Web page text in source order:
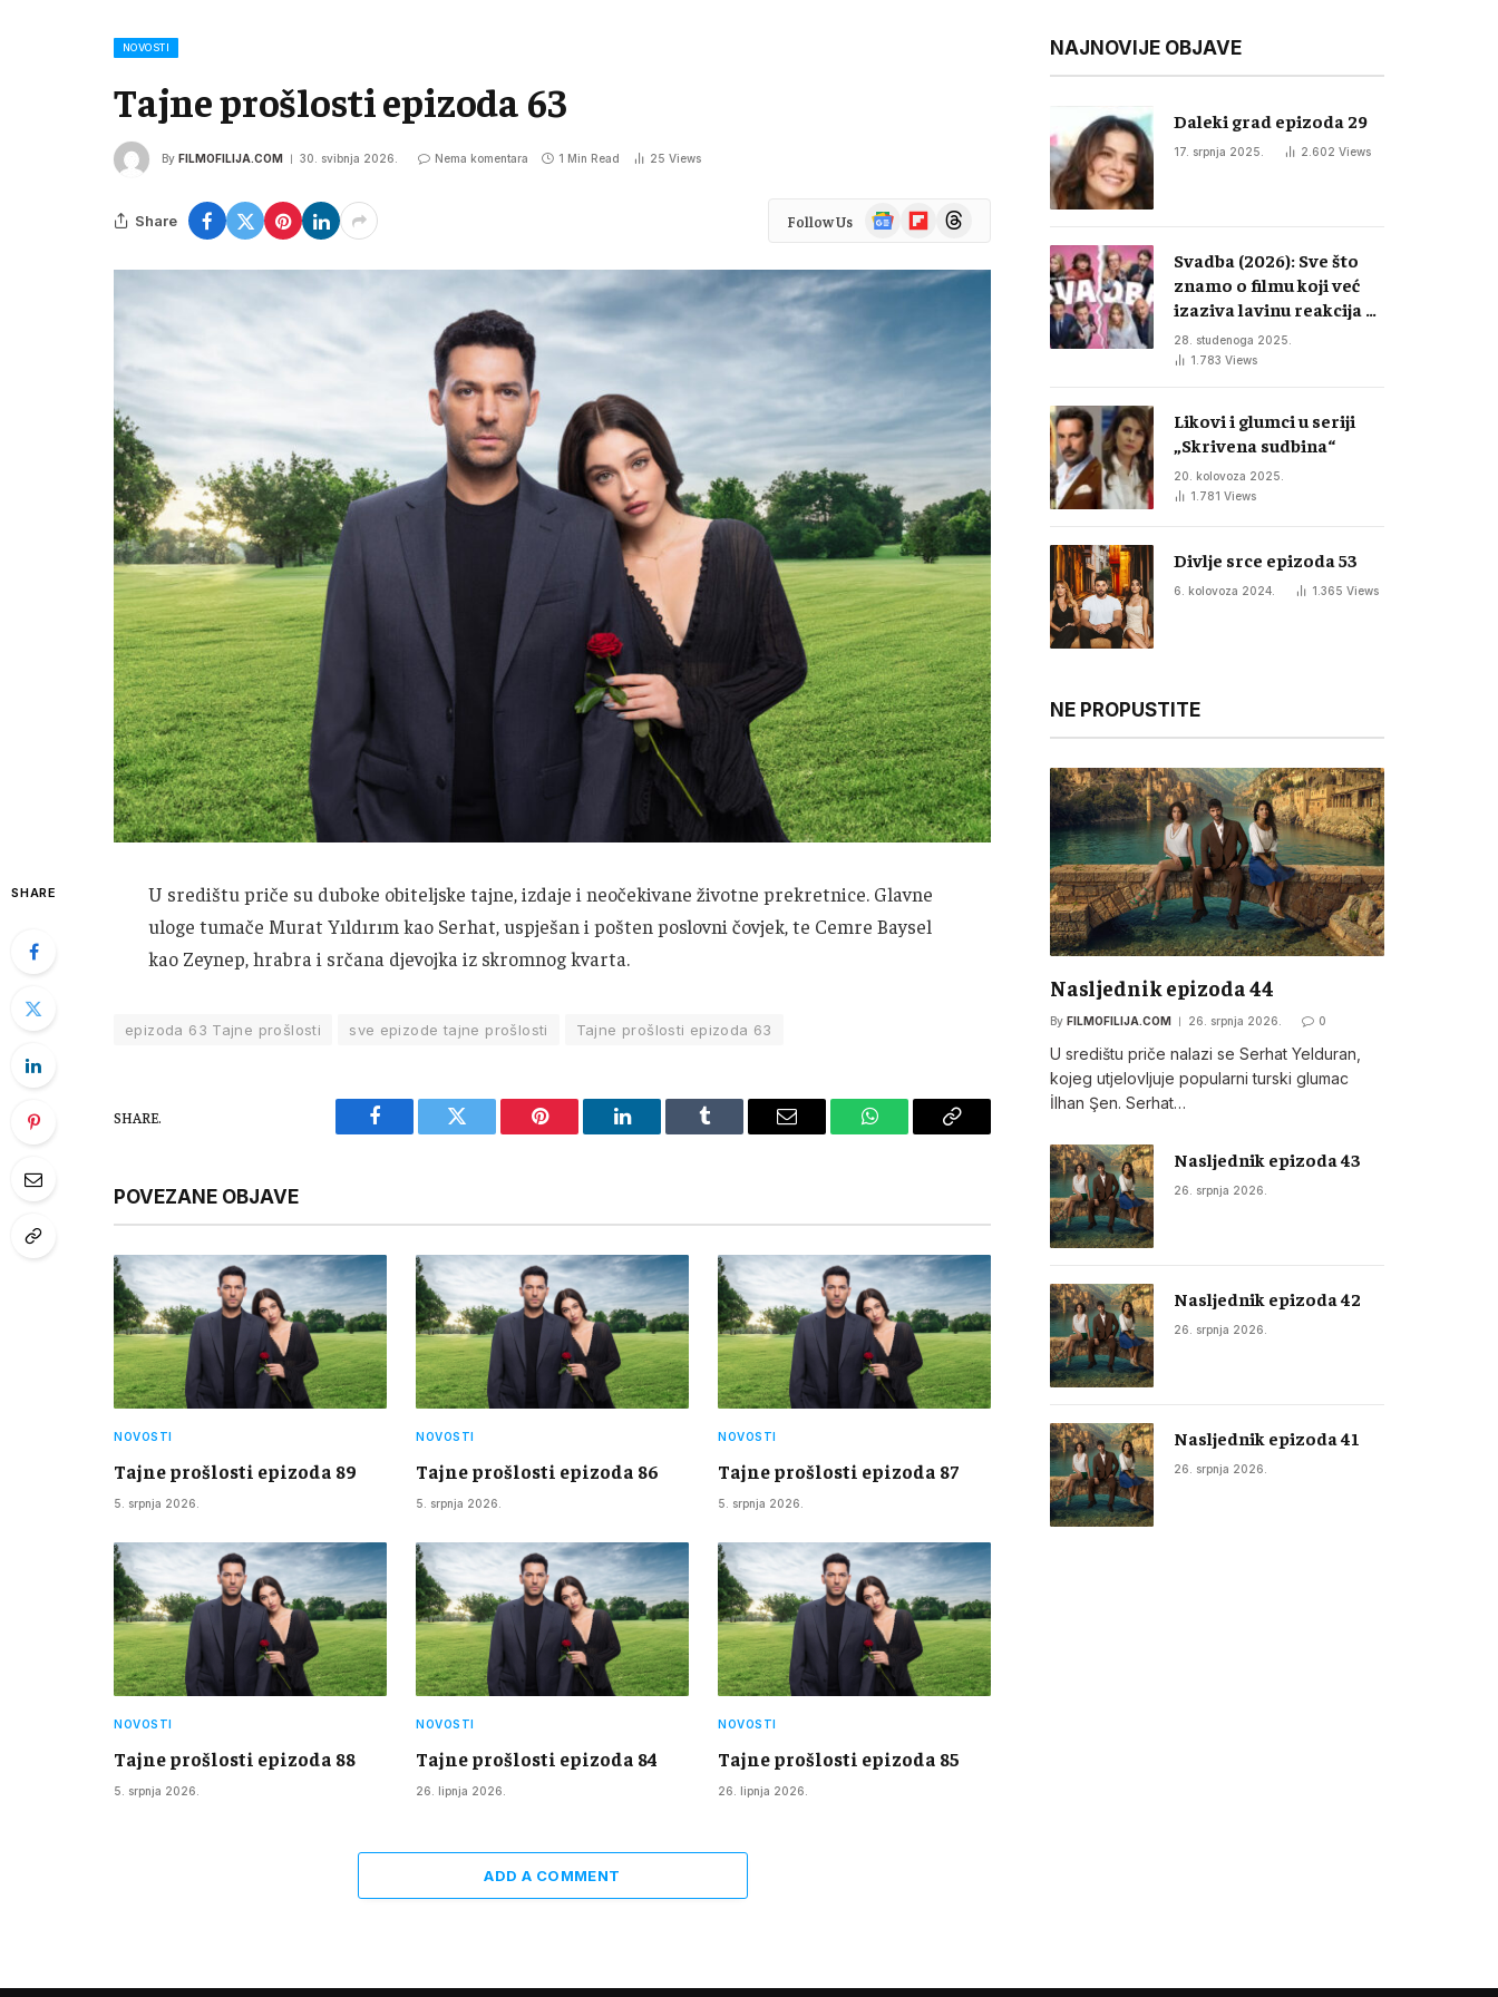
NOVOSTI
Tajne prošlosti epizoda 63
By FILMOFILIJA.COM 30. svibnja 2026. Nema komentara 1 Min Read 25 Views
Share Follow Us
Google
News
FlipboardThreads
SHARE
U središtu priče su duboke obiteljske tajne, izdaje i neočekivane životne prekretnice. Glavne
uloge tumače Murat Yıldırım kao Serhat, uspješan i pošten poslovni čovjek, te Cemre Baysel
kao Zeynep, hrabra i srčana djevojka iz skromnog kvarta.
epizoda 63 Tajne prošlosti sve epizode tajne prošlosti Tajne prošlosti epizoda 63
SHARE.
Facebook Twitter Pinterest LinkedIn Tumblr Email WhatsAppCopy
POVEZANE OBJAVE
NOVOSTI
Tajne prošlosti epizoda 89
5. srpnja 2026.
NOVOSTI
Tajne prošlosti epizoda 86
5. srpnja 2026.
NOVOSTI
Tajne prošlosti epizoda 87
5. srpnja 2026.
NOVOSTI
Tajne prošlosti epizoda 88
5. srpnja 2026.
NOVOSTI
Tajne prošlosti epizoda 84
26. lipnja 2026.
NOVOSTI
Tajne prošlosti epizoda 85
26. lipnja 2026.
ADD A COMMENT
NAJNOVIJE OBJAVE
Daleki grad epizoda 29
17. srpnja 2025. 2.602 Views
Svadba (2026): Sve što
znamo o filmu koji već
izaziva lavinu reakcija u
regiji
28. studenoga 2025.
1.783 Views
Likovi i glumci u seriji
„Skrivena sudbina“
20. kolovoza 2025.
1.781 Views
Divlje srce epizoda 53
6. kolovoza 2024. 1.365 Views
NE PROPUSTITE
Nasljednik epizoda 44
By FILMOFILIJA.COM 26. srpnja 2026. 0
U središtu priče nalazi se Serhat Yelduran,
kojeg utjelovljuje popularni turski glumac
İlhan Şen. Serhat…
Nasljednik epizoda 43
26. srpnja 2026.
Nasljednik epizoda 42
26. srpnja 2026.
Nasljednik epizoda 41
26. srpnja 2026.